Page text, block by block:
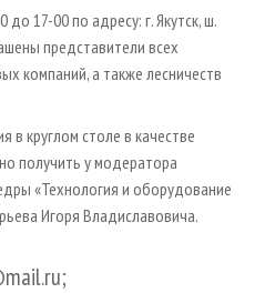
17-00 по адресу: г. Якутск, ш.
представители всех
компаний, а также лесничеств
в круглом столе в качестве
получить у модератора
«Технология и оборудование
Игоря Владиславовича.